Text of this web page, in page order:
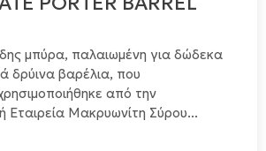
μπύρα, παλαιωμένη για δώδεκα
δρύινα βαρέλια, που
από την
Εταιρεία Μακρυωνίτη Σύρου...